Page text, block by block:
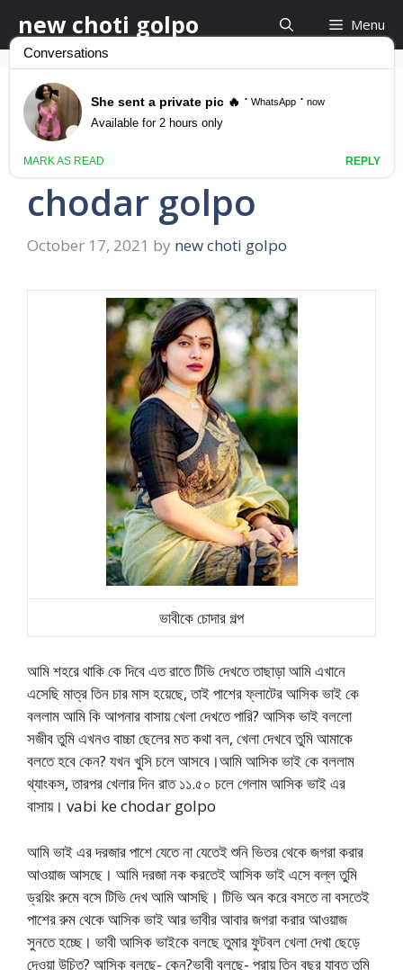
to
content
new choti golpo Menu
ভাবী আমার বীর্য নাও তোমার
সোনা গুদে vabi ke
chodar golpo
October 17, 2021 by new choti golpo
ভাবীকে চোদার গল্প
আমি শহরে থাকি কে দিবে এত রাতে টিভি দেখতে তাছাড়া আমি এখানে
এসেছি মাত্র তিন চার মাস হয়েছে, তাই পাশের ফ্লাটের আসিক ভাই কে
বললাম আমি কি আপনার বাসায় খেলা দেখতে পারি? আসিক ভাই বললো
সজীব তুমি এখনও বাচ্চা ছেলের মত কথা বল, খেলা দেখবে তুমি আমাকে
বলতে হবে কেন? যখন খুসি চলে আসবে।আমি আসিক ভাই কে বললাম
থ্যাংকস, তারপর খেলার দিন রাত ১১.৫০ চলে গেলাম আসিক ভাই এর
বাসায়। vabi ke chodar golpo
আমি ভাই এর দরজার পাশে যেতে না যেতেই শুনি ভিতর থেকে জগরা করার
আওয়াজ আসছে। আমি দরজা নক করতেই আসিক ভাই এসে বল্ল তুমি
ড্রয়িং রুমে বসে টিভি দেখ আমি আসছি। টিভি অন করে বসতে না বসতেই
পাশের রুম থেকে আসিক ভাই আর ভাবীর আবার জগরা করার আওয়াজ
সুনতে হচ্ছে। ভাবী আসিক ভাইকে বলছে তুমার ফুটবল খেলা দেখা ছেড়ে
দেওয়া উচিত? আসিক বলছে- কেন?ভাবী বলছে- প্রায় তিন বছর যাবত তুমি